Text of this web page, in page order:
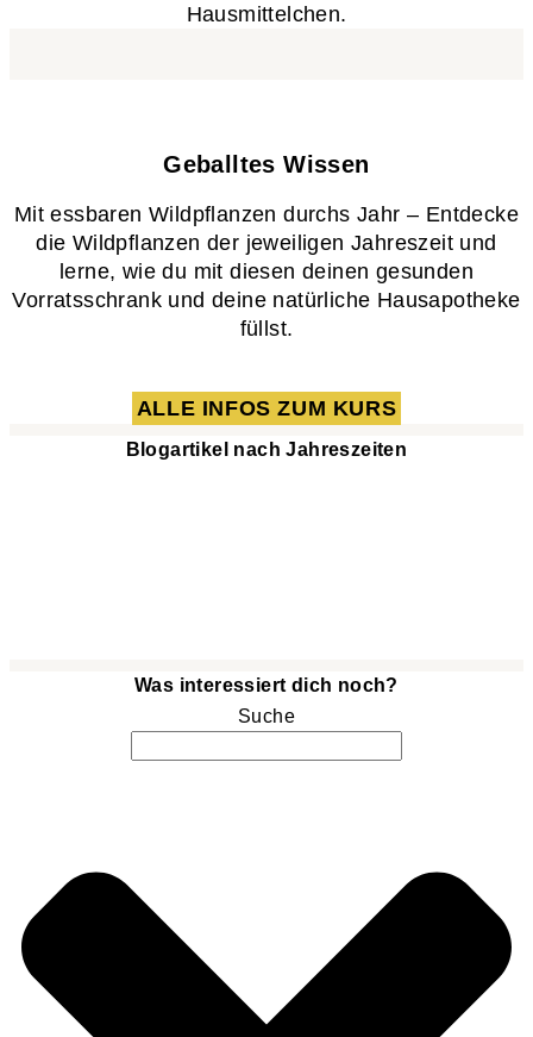
Hausmittelchen.
Geballtes Wissen​
Mit essbaren Wildpflanzen durchs Jahr – Entdecke
die Wildpflanzen der jeweiligen Jahreszeit und
lerne, wie du mit diesen deinen gesunden
Vorratsschrank und deine natürliche Hausapotheke
füllst.
ALLE INFOS ZUM KURS
Blogartikel nach Jahreszeiten
Was interessiert dich noch?
Suche